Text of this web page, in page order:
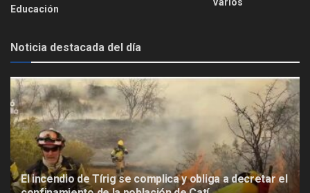
Educación
Noticia destacada del día
El incendio de Tírig se complica y obliga a decretar el